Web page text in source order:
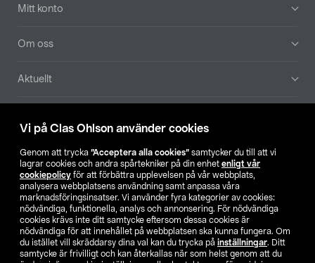
Vi på Clas Ohlson använder cookies
Genom att trycka ”Acceptera alla cookies” samtycker du till att vi
lagrar cookies och andra spårtekniker på din enhet enligt vår
cookiepolicy för att förbättra upplevelsen på vår webbplats,
analysera webbplatsens användning samt anpassa våra
marknadsföringsinsatser. Vi använder fyra kategorier av cookies:
nödvändiga, funktionella, analys och annonsering. För nödvändiga
cookies krävs inte ditt samtycke eftersom dessa cookies är
nödvändiga för att innehållet på webbplatsen ska kunna fungera. Om
du istället vill skräddarsy dina val kan du trycka på inställningar. Ditt
samtycke är frivilligt och kan återkallas när som helst genom att du
Mitt konto
Om oss
Aktuellt
Hitta butik
SE NO FI